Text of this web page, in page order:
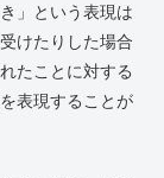
」という表現は
けたりした場合
たことに対する
表現することが